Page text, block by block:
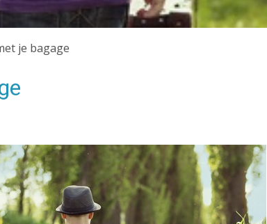
Waterfles
je bagage